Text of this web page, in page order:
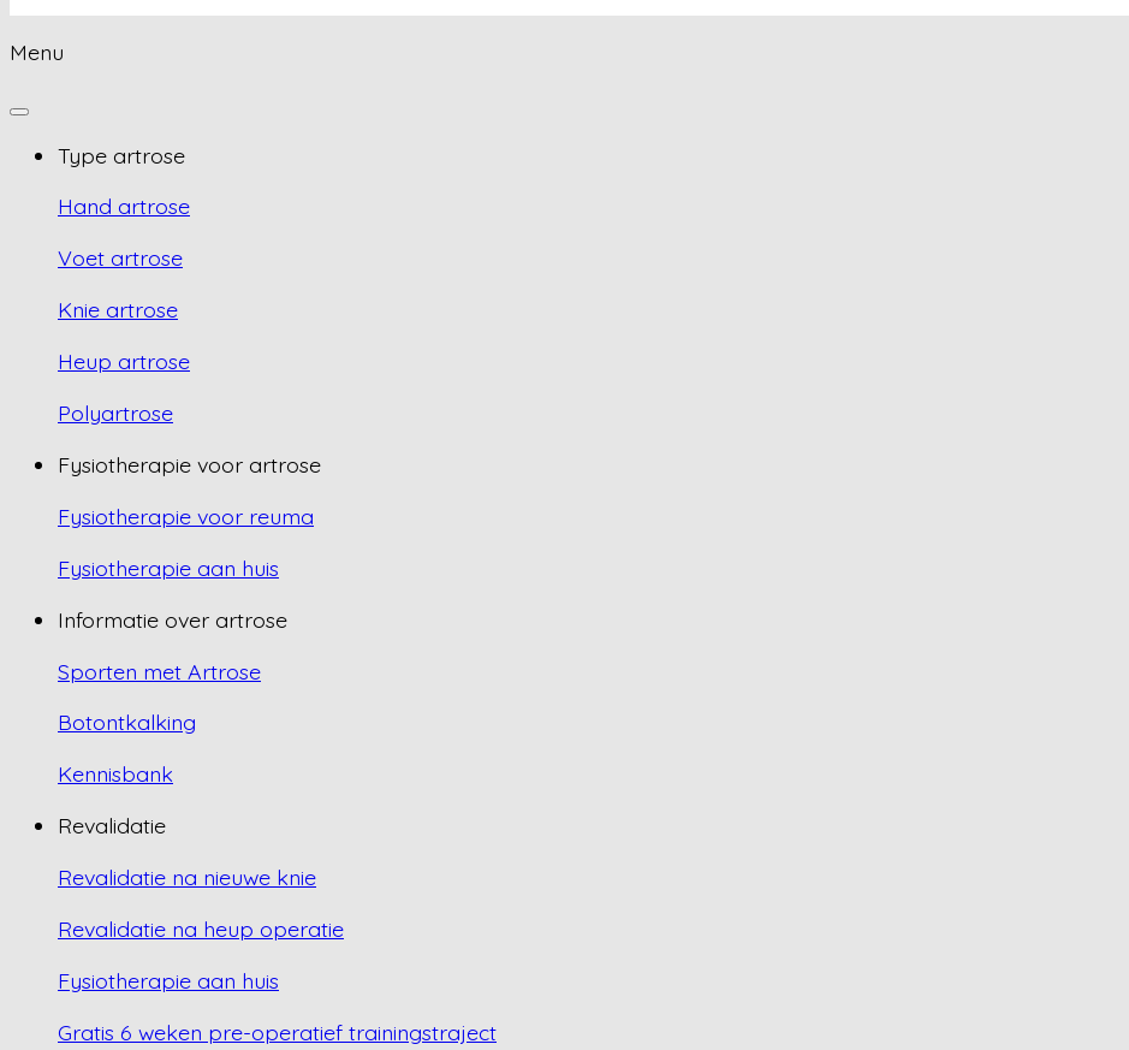
Menu
Type artrose
Hand artrose
Voet artrose
Knie artrose
Heup artrose
Polyartrose
Fysiotherapie voor artrose
Fysiotherapie voor reuma
Fysiotherapie aan huis
Informatie over artrose
Sporten met Artrose
Botontkalking
Kennisbank
Revalidatie
Revalidatie na nieuwe knie
Revalidatie na heup operatie
Fysiotherapie aan huis
Gratis 6 weken pre-operatief trainingstraject